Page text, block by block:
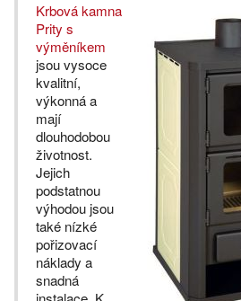
Krbová kamna
Prity s
výměníkem
jsou vysoce
kvalitní,
výkonná a
mají
dlouhodobou
životnost.
Jejich
podstatnou
výhodou jsou
také nízké
pořizovací
náklady a
snadná